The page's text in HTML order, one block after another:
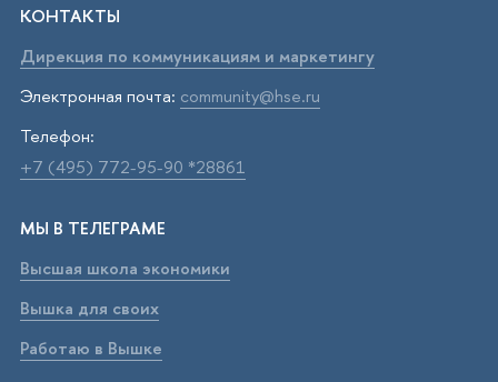
КОНТАКТЫ
Дирекция по коммуникациям и маркетингу
Электронная почта: community@hse.ru
Телефон:
+7 (495) 772-95-90 *28861
МЫ В ТЕЛЕГРАМЕ
Высшая школа экономики
Вышка для своих
Работаю в Вышке